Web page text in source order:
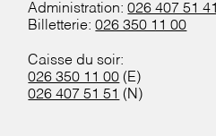
Administration:026 407 51 41
Billetterie:026 350 11 00
Caisse du soir:
026 350 11 00 (E)
026 407 51 51 (N)